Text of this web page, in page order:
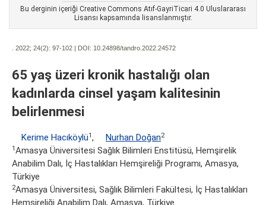
Bu derginin içeriği Creative Commons Atıf-GayriTicari 4.0 Uluslararası
Lisansı kapsamında lisanslanmıştır.
. 2022; 24(2): 97-102 | DOI: 10.24898/tandro.2022.24572
65 yaş üzeri kronik hastalığı olan
kadınlarda cinsel yaşam kalitesinin
belirlenmesi
Kerime Hacıköylü1, Nurhan Doğan2
1Amasya Üniversitesi Sağlık Bilimleri Enstitüsü, Hemşirelik
Anabilim Dalı, İç Hastalıkları Hemşireliği Programı, Amasya,
Türkiye
2Amasya Üniversitesi, Sağlık Bilimleri Fakültesi, İç Hastalıkları
Hemşireliği Anabilim Dalı, Amasya, Türkiye